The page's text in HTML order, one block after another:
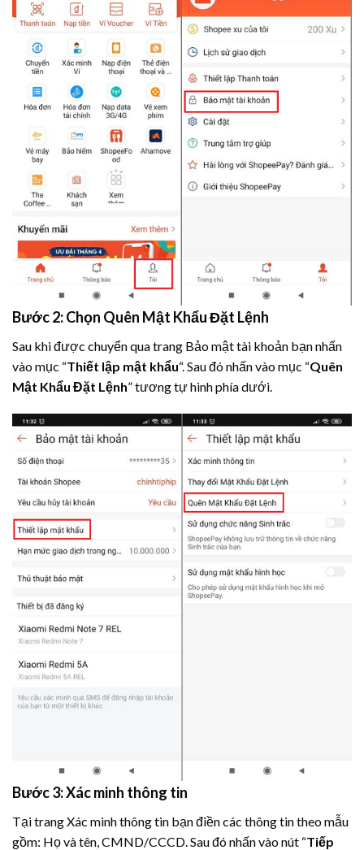
Bước 2: Chọn Quên Mật Khẩu Đặt Lệnh
Sau khi được chuyển qua trang Bảo mật tài khoản bạn nhấn
vào mục “Thiết lập mật khẩu“. Sau đó nhấn vào mục “Quên
Mật Khẩu Đặt Lệnh” tương tự hình phía dưới.
Bước 3: Xác minh thông tin
Tại trang Xác minh thông tin bạn điền các thông tin theo mẫu
gồm: Họ và tên, CMND/CCCD. Sau đó nhấn vào nút “Tiếp